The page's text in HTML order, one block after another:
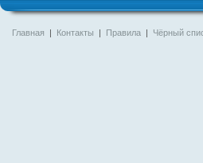
Главная | Контакты | Правила | Чёрный